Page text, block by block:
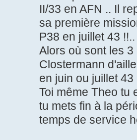
II/33 en AFN .. Il
sa première
P38 en juillet 43 !!..
Alors où sont les
Clostermann
en juin ou juillet 43
Toi même Theo tu
tu mets fin à la
temps de service